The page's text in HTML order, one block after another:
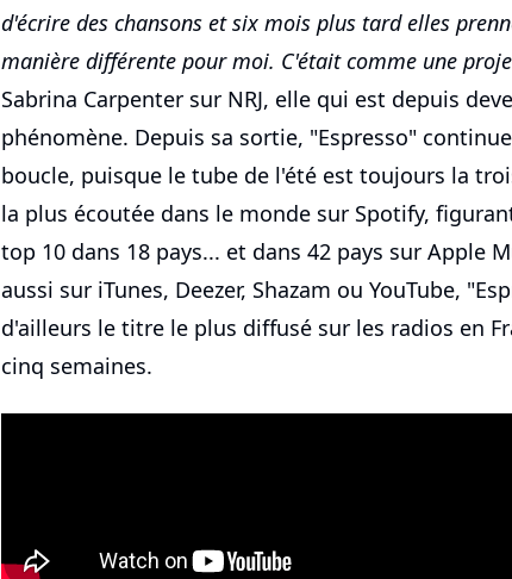
d'écrire des chansons et six mois plus tard elles
manière différente pour moi. C'était comme une
Sabrina Carpenter sur NRJ, elle qui est depuis
phénomène. Depuis sa sortie, "Espresso"
boucle, puisque le tube de l'été est toujours la
la plus écoutée dans le monde sur Spotify,
top 10 dans 18 pays... et dans 42 pays sur Apple
aussi sur iTunes, Deezer, Shazam ou YouTube,
d'ailleurs le titre le plus diffusé sur les radios en
cinq semaines.